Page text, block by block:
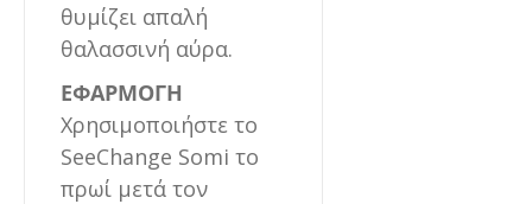
θυμίζει απαλή
θαλασσινή αύρα.
ΕΦΑΡΜΟΓΗ
Χρησιμοποιήστε το
SeeChange Somi το
πρωί μετά τον